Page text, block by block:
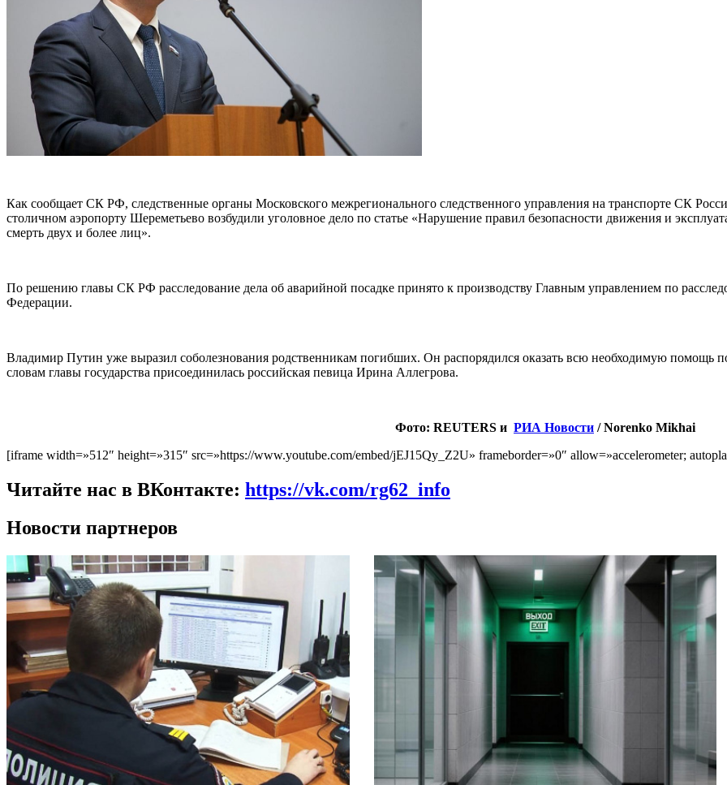
Как сообщает СК РФ, следственные органы Московского межрегионального следственного управления на транспорте СК
столичном аэропорту Шереметьево возбудили уголовное дело по статье «Нарушение правил безопасности движения и
смерть двух и более лиц».
По решению главы СК РФ расследование дела об аварийной посадке принято к производству Главным управлением по
Федерации.
Владимир Путин уже выразил соболезнования родственникам погибших. Он распорядился оказать всю необходимую помощь
словам главы государства присоединилась российская певица Ирина Аллегрова.
Фото: REUTERS и РИА Новости / Norenko Mikhai
[iframe width=»512″ height=»315″ src=»https://www.youtube.com/embed/jEJ15Qy_Z2U» frameborder=»0″ allow=»accelerometer;
Читайте нас в ВКонтакте: https://vk.com/rg62_info
Новости партнеров